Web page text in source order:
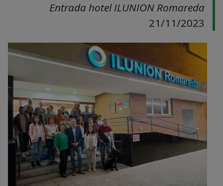
Entrada hotel ILUNION Romareda
21/11/2023